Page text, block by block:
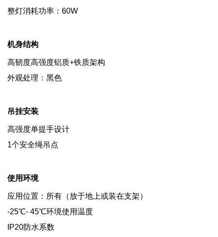
整灯消耗功率：60W
机身结构
高韧度高强度铝质+铁质架构
外观处理：黑色
吊挂安装
高强度单提手设计
1个安全绳吊点
使用环境
应用位置：所有（放于地上或装在支架）
-25℃- 45℃环境使用温度
IP20防水系数